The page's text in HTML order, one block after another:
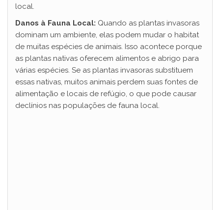
e
o
local.
Danos à Fauna Local: Quando as plantas invasoras
dominam um ambiente, elas podem mudar o habitat
de muitas espécies de animais. Isso acontece porque
as plantas nativas oferecem alimentos e abrigo para
várias espécies. Se as plantas invasoras substituem
essas nativas, muitos animais perdem suas fontes de
alimentação e locais de refúgio, o que pode causar
declínios nas populações de fauna local.